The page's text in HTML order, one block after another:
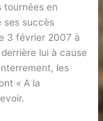
tournées en
ses succès
3 février 2007 à
lui à cause
les
« A la